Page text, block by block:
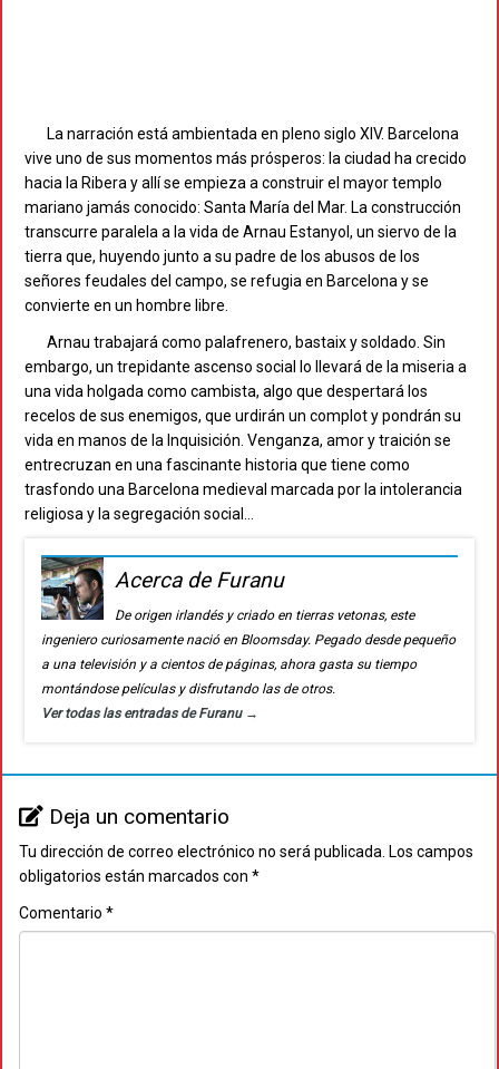
La narración está ambientada en pleno siglo XIV. Barcelona
vive uno de sus momentos más prósperos: la ciudad ha crecido
hacia la Ribera y allí se empieza a construir el mayor templo
mariano jamás conocido: Santa María del Mar. La construcción
transcurre paralela a la vida de Arnau Estanyol, un siervo de la
tierra que, huyendo junto a su padre de los abusos de los
señores feudales del campo, se refugia en Barcelona y se
convierte en un hombre libre.
Arnau trabajará como palafrenero, bastaix y soldado. Sin
embargo, un trepidante ascenso social lo llevará de la miseria a
una vida holgada como cambista, algo que despertará los
recelos de sus enemigos, que urdirán un complot y pondrán su
vida en manos de la Inquisición. Venganza, amor y traición se
entrecruzan en una fascinante historia que tiene como
trasfondo una Barcelona medieval marcada por la intolerancia
religiosa y la segregación social…
Acerca de Furanu
De origen irlandés y criado en tierras vetonas, este
ingeniero curiosamente nació en Bloomsday. Pegado desde pequeño
a una televisión y a cientos de páginas, ahora gasta su tiempo
montándose películas y disfrutando las de otros.
Ver todas las entradas de Furanu →
Deja un comentario
Tu dirección de correo electrónico no será publicada. Los campos
obligatorios están marcados con *
Comentario *